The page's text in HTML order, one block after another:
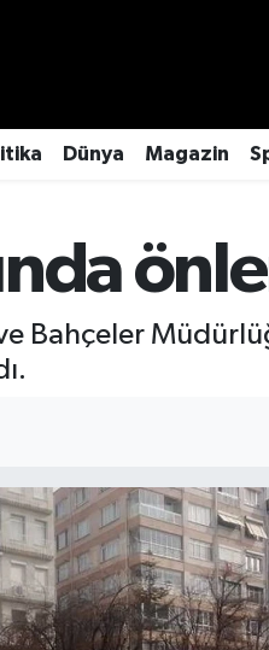
Dünya Magazin
Bahçeler